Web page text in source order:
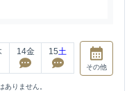
14金 15土
その他
りません。